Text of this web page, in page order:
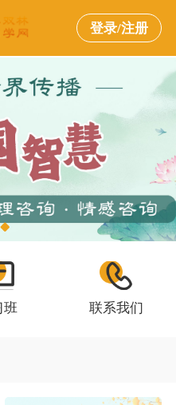
登录/注册
班 联系我们